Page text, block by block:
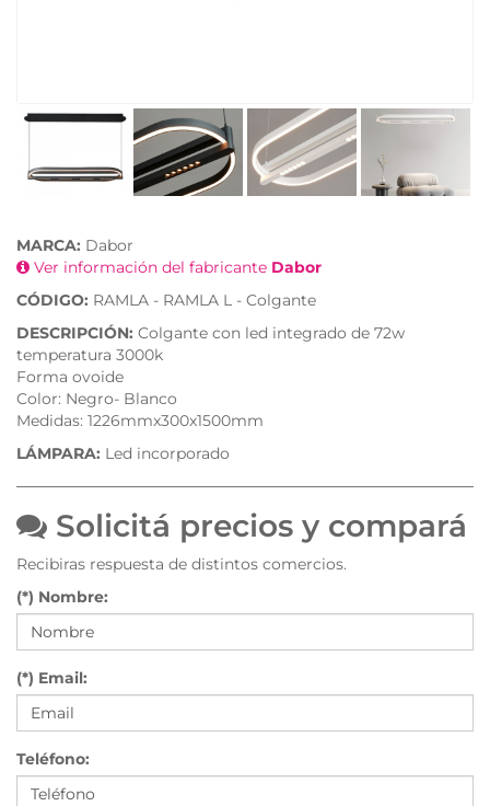
MARCA: Dabor
Ver información del fabricante Dabor
CÓDIGO: RAMLA - RAMLA L - Colgante
DESCRIPCIÓN: Colgante con led integrado de 72w
temperatura 3000k
Forma ovoide
Color: Negro- Blanco
Medidas: 1226mmx300x1500mm
LÁMPARA: Led incorporado
Solicitá precios y compará
Recibiras respuesta de distintos comercios.
(*) Nombre:
(*) Email:
Teléfono: